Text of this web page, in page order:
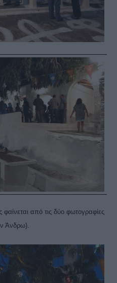
από τις δύο φωτογραφίες
Άνδρω).